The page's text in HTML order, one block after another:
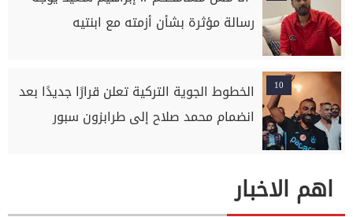
رسالة مؤثرة بشأن أزمته مع ابنتيه
10
الخطوط الجوية التركية تعلن قرارًا جديدًا بعد
انضمام محمد صلاح إلى طرابزون سبور
اهم الاخبار